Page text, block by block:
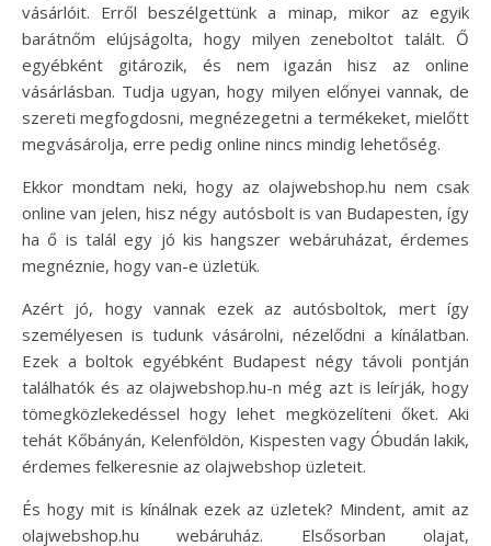
vásárlóit. Erről beszélgettünk a minap, mikor az egyik
barátnőm elújságolta, hogy milyen zeneboltot talált. Ő
egyébként gitározik, és nem igazán hisz az online
vásárlásban. Tudja ugyan, hogy milyen előnyei vannak, de
szereti megfogdosni, megnézegetni a termékeket, mielőtt
megvásárolja, erre pedig online nincs mindig lehetőség.
Ekkor mondtam neki, hogy az olajwebshop.hu nem csak
online van jelen, hisz négy autósbolt is van Budapesten, így
ha ő is talál egy jó kis hangszer webáruházat, érdemes
megnéznie, hogy van-e üzletük.
Azért jó, hogy vannak ezek az autósboltok, mert így
személyesen is tudunk vásárolni, nézelődni a kínálatban.
Ezek a boltok egyébként Budapest négy távoli pontján
találhatók és az olajwebshop.hu-n még azt is leírják, hogy
tömegközlekedéssel hogy lehet megközelíteni őket. Aki
tehát Kőbányán, Kelenföldön, Kispesten vagy Óbudán lakik,
érdemes felkeresnie az olajwebshop üzleteit.
És hogy mit is kínálnak ezek az üzletek? Mindent, amit az
olajwebshop.hu webáruház. Elsősorban olajat,